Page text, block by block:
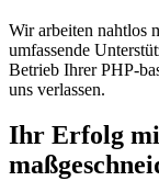
Wir arbeiten nahtlos
umfassende
Betrieb Ihrer PHP-
uns verlassen.
Ihr Erfolg